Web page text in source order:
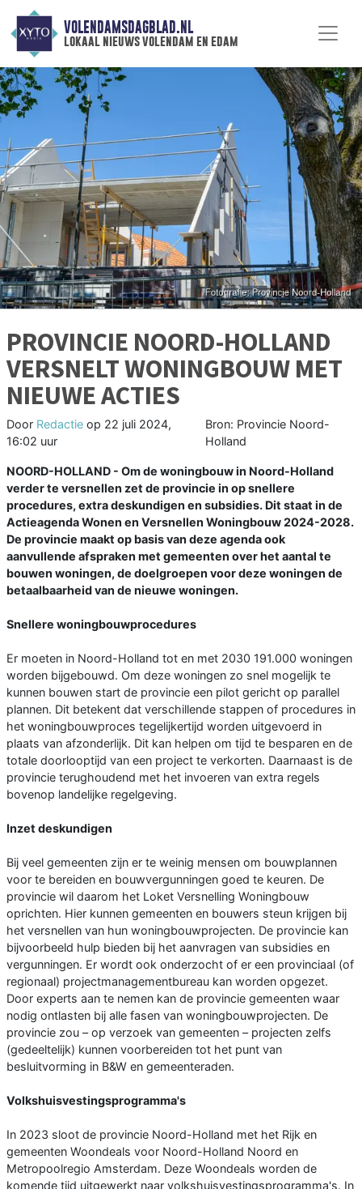
VOLENDAMSDAGBLAD.NL
lokaal nieuws volendam en edam
PROVINCIE NOORD-HOLLAND
VERSNELT WONINGBOUW MET
NIEUWE ACTIES
Door Redactie op 22 juli 2024,
16:02 uur
Bron: Provincie Noord-
Holland
NOORD-HOLLAND - Om de woningbouw in Noord-Holland
verder te versnellen zet de provincie in op snellere
procedures, extra deskundigen en subsidies. Dit staat in de
Actieagenda Wonen en Versnellen Woningbouw 2024-2028.
De provincie maakt op basis van deze agenda ook
aanvullende afspraken met gemeenten over het aantal te
bouwen woningen, de doelgroepen voor deze woningen de
betaalbaarheid van de nieuwe woningen.
Snellere woningbouwprocedures
Er moeten in Noord-Holland tot en met 2030 191.000 woningen
worden bijgebouwd. Om deze woningen zo snel mogelijk te
kunnen bouwen start de provincie een pilot gericht op parallel
plannen. Dit betekent dat verschillende stappen of procedures in
het woningbouwproces tegelijkertijd worden uitgevoerd in
plaats van afzonderlijk. Dit kan helpen om tijd te besparen en de
totale doorlooptijd van een project te verkorten. Daarnaast is de
provincie terughoudend met het invoeren van extra regels
bovenop landelijke regelgeving.
Inzet deskundigen
Bij veel gemeenten zijn er te weinig mensen om bouwplannen
voor te bereiden en bouwvergunningen goed te keuren. De
provincie wil daarom het Loket Versnelling Woningbouw
oprichten. Hier kunnen gemeenten en bouwers steun krijgen bij
het versnellen van hun woningbouwprojecten. De provincie kan
bijvoorbeeld hulp bieden bij het aanvragen van subsidies en
vergunningen. Er wordt ook onderzocht of er een provinciaal (of
regionaal) projectmanagementbureau kan worden opgezet.
Door experts aan te nemen kan de provincie gemeenten waar
nodig ontlasten bij alle fasen van woningbouwprojecten. De
provincie zou – op verzoek van gemeenten – projecten zelfs
(gedeeltelijk) kunnen voorbereiden tot het punt van
besluitvorming in B&W en gemeenteraden.
Volkshuisvestingsprogramma's
In 2023 sloot de provincie Noord-Holland met het Rijk en
gemeenten Woondeals voor Noord-Holland Noord en
Metropoolregio Amsterdam. Deze Woondeals worden de
komende tijd uitgewerkt naar volkshuisvestingsprogramma's. In